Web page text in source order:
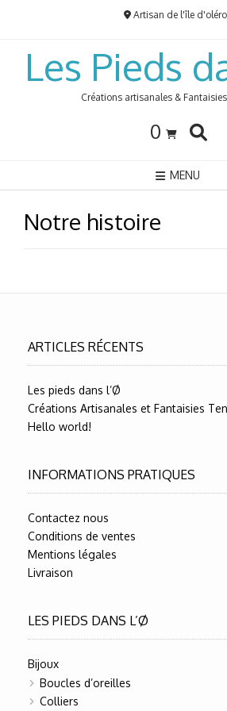
Artisan de l'île
Les Pieds
Créations artisanales &
0
MENU
Notre histoire
ARTICLES RÉCENTS
Les pieds dans l’Ø
Créations Artisanales et Fantaisies
Hello world!
INFORMATIONS PRATIQUES
Contactez nous
Conditions de ventes
Mentions légales
Livraison
LES PIEDS DANS L’Ø
Bijoux
Boucles d’oreilles
Colliers